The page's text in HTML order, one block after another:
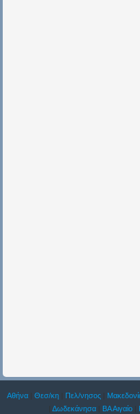
Αθήνα| Θεσ/κη| Πελ/νησος|
|Δωδεκάνησα ΒΑ Αιγαίο